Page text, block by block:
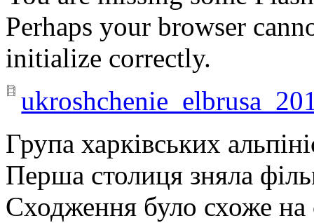
Perhaps your browser
initialize correctly.
Група харківських
Перша столиця зняла
Сходження було схоже на